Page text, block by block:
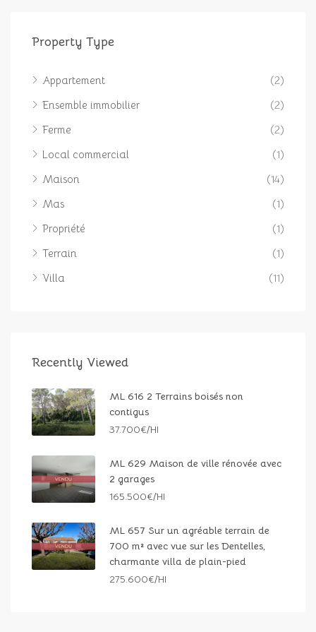
Property Type
Appartement
(2)
Ensemble immobilier
(2)
Ferme
(2)
Local commercial
(1)
Maison
(14)
Mas
(1)
Propriété
(1)
Terrain
(1)
Villa
(11)
Recently Viewed
ML 616 2 Terrains boisés non
contigus
37.700€/HI
ML 629 Maison de ville rénovée avec
2 garages
165.500€/HI
ML 657 Sur un agréable terrain de
700 m² avec vue sur les Dentelles,
charmante villa de plain-pied
275.600€/HI